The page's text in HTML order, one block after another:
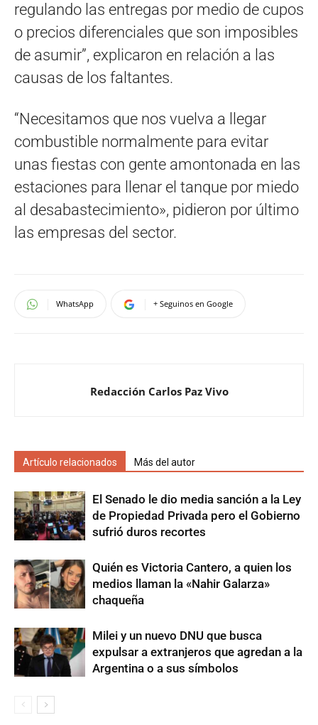
regulando las entregas por medio de cupos
o precios diferenciales que son imposibles
de asumir”, explicaron en relación a las
causas de los faltantes.
“Necesitamos que nos vuelva a llegar
combustible normalmente para evitar
unas fiestas con gente amontonada en las
estaciones para llenar el tanque por miedo
al desabastecimiento», pidieron por último
las empresas del sector.
WhatsApp + Seguinos en Google
Redacción Carlos Paz Vivo
Artículo relacionados Más del autor
El Senado le dio media sanción a la Ley
de Propiedad Privada pero el Gobierno
sufrió duros recortes
Quién es Victoria Cantero, a quien los
medios llaman la «Nahir Galarza»
chaqueña
Milei y un nuevo DNU que busca
expulsar a extranjeros que agredan a la
Argentina o a sus símbolos